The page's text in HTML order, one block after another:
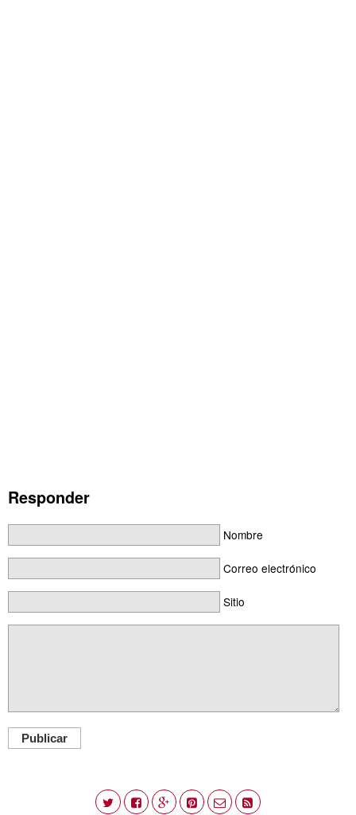
Responder
Nombre
Correo electrónico
Sitio
Publicar